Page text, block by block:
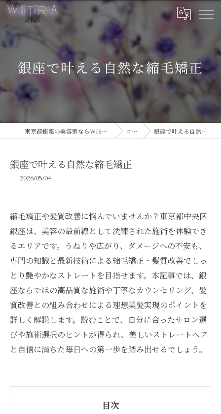
銀座で叶える自然な縮毛矯正
東京都銀座の美容室ならWISTERIA PLUS 1 コラム 銀座で叶える自然な縮毛矯正
銀座で叶える自然な縮毛矯正
2026/05/04
縮毛矯正や髪質改善に悩んでいませんか？東京都中央区
銀座は、美容の最前線として洗練された施術を体験でき
るエリアです。うねりや広がり、ダメージへの不安も、
専門の知識と最新技術による縮毛矯正・髪質改善でしっ
とり艶やかなストレートを目指せます。本記事では、銀
座ならではの高品質な施術や丁寧なカウンセリング、髪
質改善との組み合わせによる理想美髪実現のポイントを
詳しく解説します。読むことで、自分に合ったサロン選
びや施術選択のヒントが得られ、美しいストレートヘア
と自信に満ちた毎日への第一歩を踏み出せるでしょう。
目次